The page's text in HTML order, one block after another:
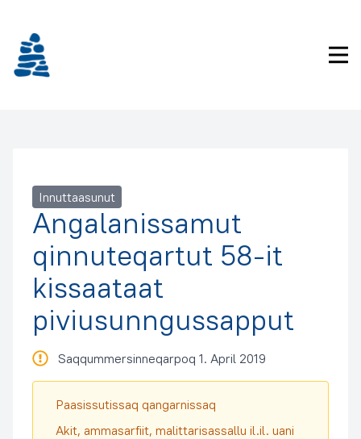
Innuttaasunut
Angalanissamut
qinnuteqartut 58-it
kissaataat
piviusunngussapput
Saqqummersinneqarpoq 1. April 2019
Paasissutissaq qangarnissaq
Akit, ammasarfiit, malittarisassallu il.il. uani